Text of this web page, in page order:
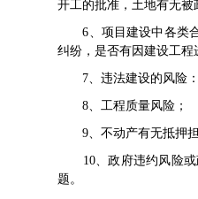
开工的批准，土地有无被
6、项目建设中各类合
纠纷，是否有因建设工
7、违法建设的风险：
8、工程质量风险；
9、不动产有无抵押担
10、政府违约风险或
题。